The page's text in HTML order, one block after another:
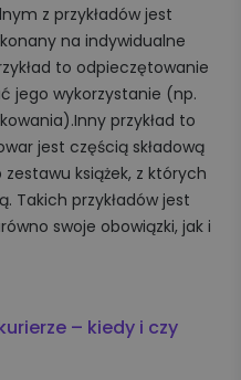
z przykładów jest
na indywidualne
to odpieczętowanie
jego wykorzystanie (np.
przykład to
jest częścią składową
książek, z których
Takich przykładów jest
swoje obowiązki, jak i
– kiedy i czy